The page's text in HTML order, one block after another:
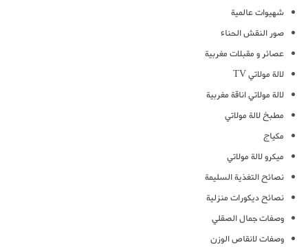
شهيوات عالمية
صور النقش الحناء
عصائر و مقبلات مغربية
لالة مولاتي TV
لالة مولاتي اناقة مغربية
مطبخ لالة مولاتي
مكياج
ميكرو لالة مولاتي
نصائح التغذية السليمة
نصائح ديكورات منزلية
وصفات جمال الصقلي
وصفات لانقاص الوزن